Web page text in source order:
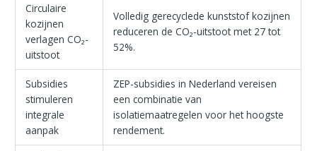
Circulaire
kozijnen
verlagen CO₂-
uitstoot
Volledig gerecyclede kunststof kozijnen
reduceren de CO₂-uitstoot met 27 tot
52%.
Subsidies
stimuleren
integrale
aanpak
ZEP-subsidies in Nederland vereisen
een combinatie van
isolatiemaatregelen voor het hoogste
rendement.